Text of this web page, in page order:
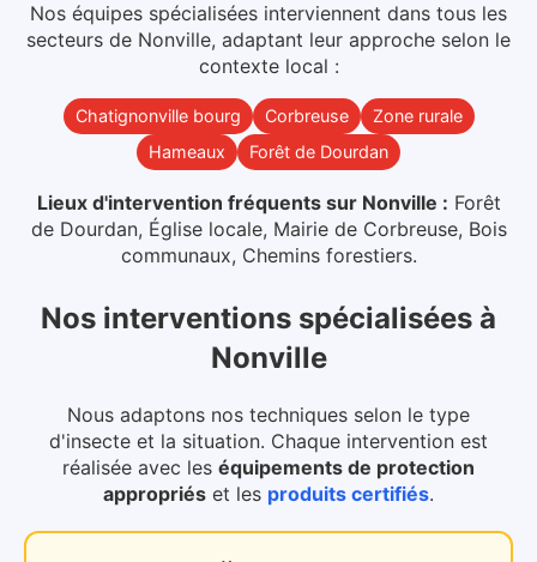
Nos équipes spécialisées interviennent dans tous les
secteurs de Nonville, adaptant leur approche selon le
contexte local :
Chatignonville bourg Corbreuse
Zone rurale
Hameaux
Forêt de Dourdan
Lieux d'intervention fréquents sur Nonville : Forêt
de Dourdan, Église locale, Mairie de Corbreuse, Bois
communaux, Chemins forestiers.
Nos interventions spécialisées à
Nonville
Nous adaptons nos techniques selon le type
d'insecte et la situation. Chaque intervention est
réalisée avec les équipements de protection
appropriés et les produits certifiés.